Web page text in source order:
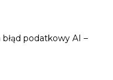
podatkowy AI –